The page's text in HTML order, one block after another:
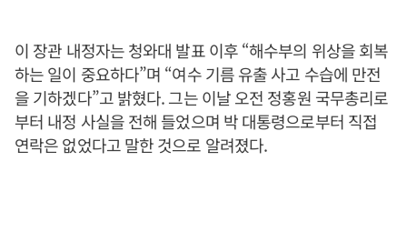
이 장관 내정자는 청와대 발표 이후 “해수부의 위상을 회복
하는 일이 중요하다”며 “여수 기름 유출 사고 수습에 만전
을 기하겠다”고 밝혔다. 그는 이날 오전 정홍원 국무총리로
부터 내정 사실을 전해 들었으며 박 대통령으로부터 직접
연락은 없었다고 말한 것으로 알려졌다.